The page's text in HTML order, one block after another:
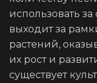
использовать
выходит за
растений,
их рост и
существует